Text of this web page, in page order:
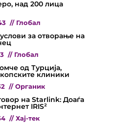
над 200 лица
// Глобал
за отворање на
// Глобал
од Турција,
клиники
// Органик
на Starlink: Доаѓа
IRIS²
// Хај-тек